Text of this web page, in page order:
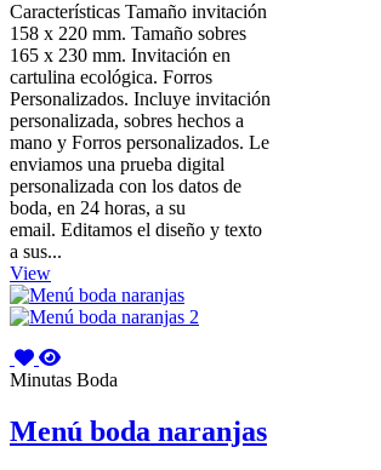
Características Tamaño invitación
158 x 220 mm. Tamaño sobres
165 x 230 mm. Invitación en
cartulina ecológica. Forros
Personalizados. Incluye invitación
personalizada, sobres hechos a
mano y Forros personalizados. Le
enviamos una prueba digital
personalizada con los datos de
boda, en 24 horas, a su
email. Editamos el diseño y texto
a sus...
View
Minutas Boda
Menú boda naranjas